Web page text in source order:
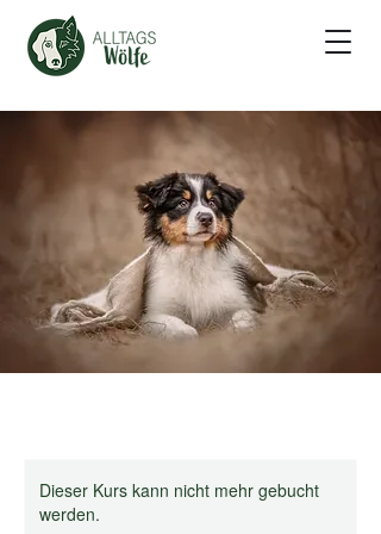
Dieser Kurs kann nicht mehr gebucht
werden.